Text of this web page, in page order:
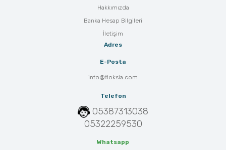
Hakkımızda
Banka Hesap Bilgileri
İletişim
Adres
E-Posta
info@floksia.com
Telefon
05387313038
05322259530
Whatsapp